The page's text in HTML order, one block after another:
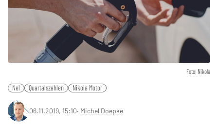
Foto: Nikola
Nel Quartalszahlen Nikola Motor
06.11.2019, 15:10‧ Michel Doepke